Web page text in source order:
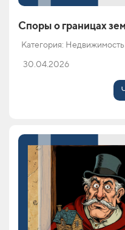
Споры о границах
Категория: Недвижимость
30.04.2026